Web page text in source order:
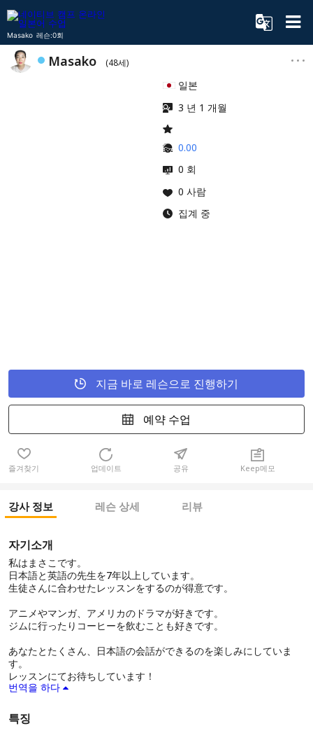
Masako 레슨:0회
Masako (48세)
일본
3 년 1 개월
0.00
0 회
0 사람
집계 중
지금 바로 레슨으로 진행하기
예약 수업
즐겨찾기 업데이트 공유 Keep메모
강사 정보 레슨 상세 리뷰
자기소개
私はまさこです。
日本語と英語の先生を7年以上しています。
生徒さんに合わせたレッスンをするのが得意です。
アニメやマンガ、アメリカのドラマが好きです。
ジムに行ったりコーヒーを飲むことも好きです。
あなたとたくさん、日本語の会話ができるのを楽しみにしていま
す。
レッスンにてお待ちしています！
번역을 하다
특징